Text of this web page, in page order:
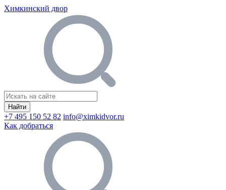
Химкинский двор
Найти
+7 495 150 52 82 info@ximkidvor.ru
Как добраться